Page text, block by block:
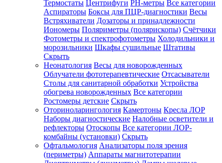
покупки
одном
месте
Личный
менеджер
Отслеживание
статуса
заказа
Термостаты Центрифуги PH-метры Все категории
Аспираторы Боксы для ПЦР-диагностики Весы
Встряхиватели Дозаторы и принадлежности
Иономеры Поляриметры (полярископы) Счётчики
Фотометры и спектрофотометры Холодильники и
морозильники Шкафы сушильные Штативы
Скрыть
Неонатология Весы для новорожденных
Облучатели фототерапевтические Отсасыватели
Столы для санитарной обработки Устройства
обогрева новорожденных Все категории
Ростомеры детские Скрыть
Оториноларингология Камертоны Кресла ЛОР
Наборы диагностические Налобные осветители и
рефлекторы Отоскопы Все категории ЛОР-
комбайны (установки) Скрыть
Офтальмология Анализаторы поля зрения
(периметры) Аппараты магнитотерапии